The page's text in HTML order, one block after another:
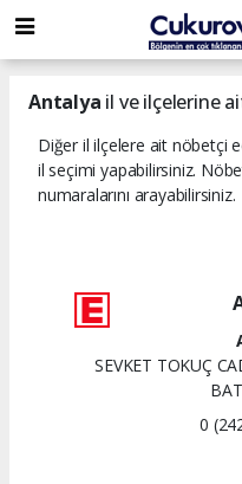
dini
chat
islami
chat
islami
sohbetler
Antalya il ve ilçelerine
Diğer il ilçelere ait nöbetçi
il seçimi yapabilirsiniz.
numaralarını arayabilirsiniz.
SEVKET TOKUÇ
0